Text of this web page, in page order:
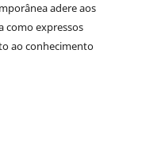
adere aos
como expressos
ao conhecimento